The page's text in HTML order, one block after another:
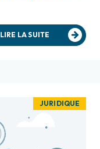
LIRE LA SUITE
JURIDIQUE